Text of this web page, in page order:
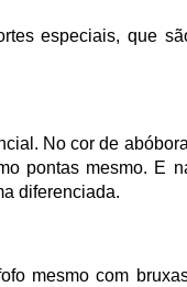
especiais, que
No cor de
pontas mesmo. E
diferenciada.
mesmo com